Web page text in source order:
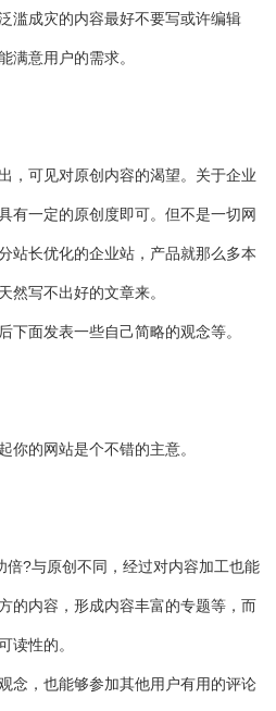
滥成灾的内容最好不要写或许编辑
满意用户的需求。
，可见对原创内容的渴望。关于企业
有一定的原创度即可。但不是一切网
站长优化的企业站，产品就那么多本
然写不出好的文章来。
下面发表一些自己简略的观念等。
你的网站是个不错的主意。
?与原创不同，经过对内容加工也能
的内容，形成内容丰富的专题等，而
读性的。
念，也能够参加其他用户有用的评论